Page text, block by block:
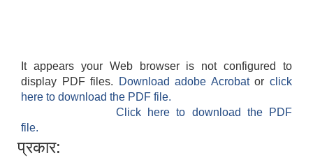
It appears your Web browser is not configured to
display PDF files.
Download adobe Acrobatorclick
here to download the PDF file.
Click here to download the PDF
file.
प्रकार: